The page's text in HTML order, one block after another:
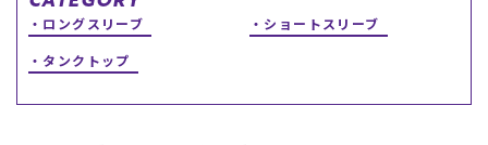
スケートTOP
ロングスリーブ
ショートスリーブ
タンクトップ